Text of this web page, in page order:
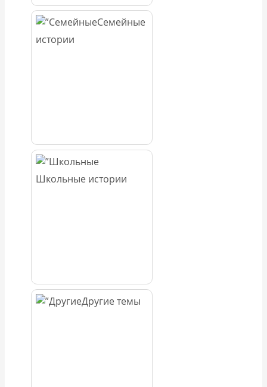
Семейные
истории
Школьные истории
Другие темы